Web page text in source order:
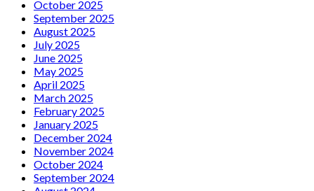
October 2025
September 2025
August 2025
July 2025
June 2025
May 2025
April 2025
March 2025
February 2025
January 2025
December 2024
November 2024
October 2024
September 2024